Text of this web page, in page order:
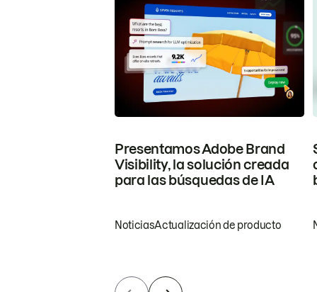
Presentamos Adobe Brand
Visibility, la solución creada
para las búsquedas de IA
NoticiasActualización de producto